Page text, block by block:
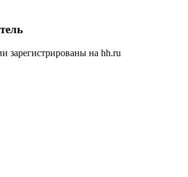
зарегистрированы на hh.ru